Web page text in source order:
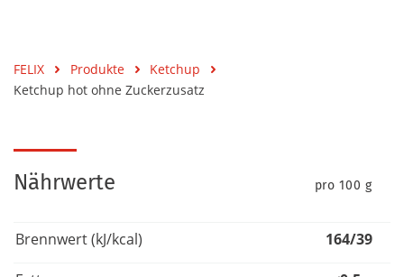
FELIX Produkte
Ketchup
Ketchup hot ohne Zuckerzusatz
Nährwerte pro 100 g
Brennwert (kJ/kcal) 164/39